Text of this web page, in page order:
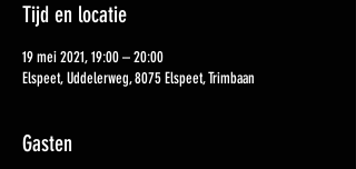
Tijd en locatie
19 mei 2021, 19:00 – 20:00
Elspeet, Uddelerweg, 8075 Elspeet, Trimbaan
Gasten